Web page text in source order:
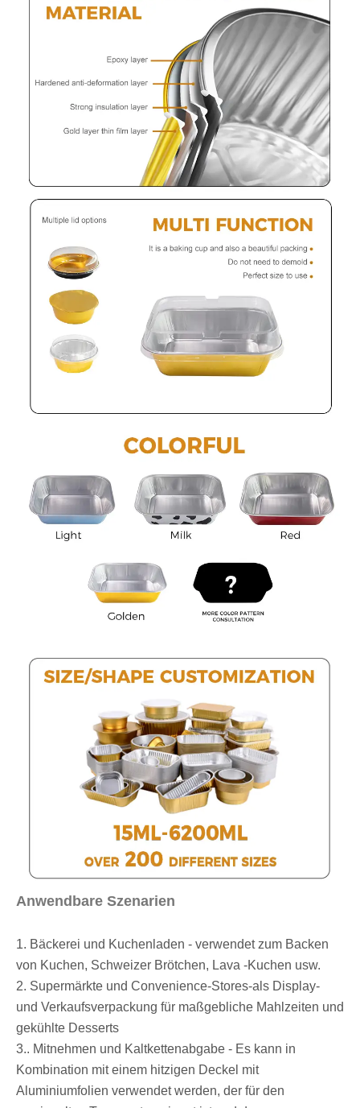
Anwendbare Szenarien
1. Bäckerei und Kuchenladen - verwendet zum Backen
von Kuchen, Schweizer Brötchen, Lava -Kuchen usw.
2. Supermärkte und Convenience-Stores-als Display-
und Verkaufsverpackung für maßgebliche Mahlzeiten und
gekühlte Desserts
3.. Mitnehmen und Kaltkettenabgabe - Es kann in
Kombination mit einem hitzigen Deckel mit
Aluminiumfolien verwendet werden, der für den